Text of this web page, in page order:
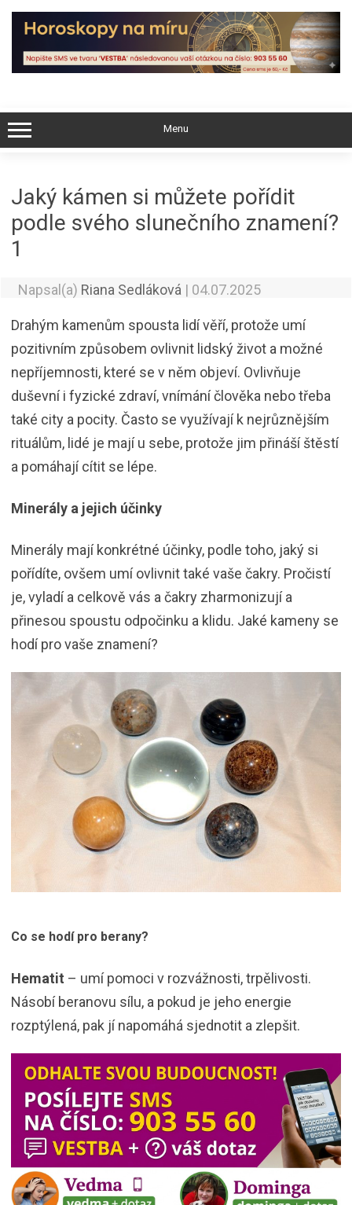
Skip
content
Menu
Jaký kámen si můžete pořídit
podle svého slunečního znamení?
1
Napsal(a) Riana Sedláková | 04.07.2025
Drahým kamenům spousta lidí věří, protože umí
pozitivním způsobem ovlivnit lidský život a možné
nepříjemnosti, které se v něm objeví. Ovlivňuje
duševní i fyzické zdraví, vnímání člověka nebo třeba
také city a pocity. Často se využívají k nejrůznějším
rituálům, lidé je mají u sebe, protože jim přináší štěstí
a pomáhají cítit se lépe.
Minerály a jejich účinky
Minerály mají konkrétné účinky, podle toho, jaký si
pořídíte, ovšem umí ovlivnit také vaše čakry. Pročistí
je, vyladí a celkově vás a čakry zharmonizují a
přinesou spoustu odpočinku a klidu. Jaké kameny se
hodí pro vaše znamení?
Co se hodí pro berany?
Hematit – umí pomoci v rozvážnosti, trpělivosti.
Násobí beranovu sílu, a pokud je jeho energie
rozptýlená, pak jí napomáhá sjednotit a zlepšit.